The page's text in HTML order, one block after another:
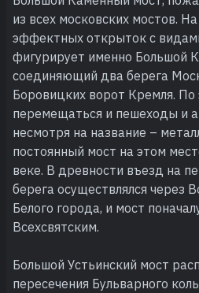
из всех московских мостов.
эффектных открыток с
фигурирует именно Большой
соединяющий два берега
Боровицких ворот Кремля. По
перемещаться и пешеходы и
несмотря на название –
постоянный мост на этом
веке. В древности въезд на
берега осуществлялся через
Белого города, и мост
Всехсвятским.
Большой Устьинский мост
пересечения Бульварного